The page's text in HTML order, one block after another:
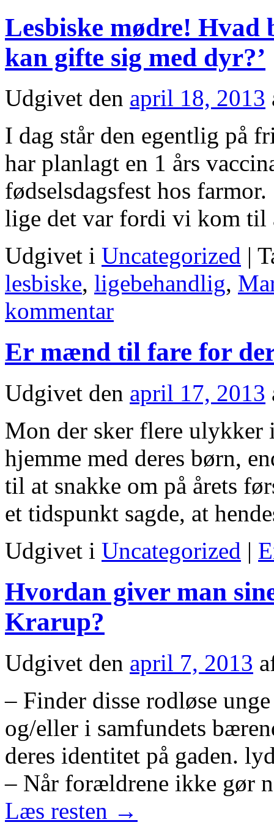
Lesbiske mødre! Hvad
kan gifte sig med dyr?’
Udgivet den april 18, 2013
I dag står den egentlig på
har planlagt en 1 års
fødselsdagsfest hos
lige det var fordi vi kom
Udgivet i Uncategorized |
lesbiske, ligebehandlig,
kommentar
Er mænd til fare for
Udgivet den april 17, 2013
Mon der sker flere ulykker
hjemme med deres børn,
til at snakke om på årets
et tidspunkt sagde, at
Udgivet i Uncategorized |
Hvordan giver man
Krarup?
Udgivet den april 7, 2013
– Finder disse rodløse
og/eller i samfundets
deres identitet på gaden.
– Når forældrene ikke gør
Læs resten →